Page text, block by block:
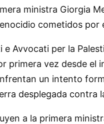
ministra Giorgia
cometidos por
Avvocati per la
primera vez desde
un intento
desplegada contra
a la primera